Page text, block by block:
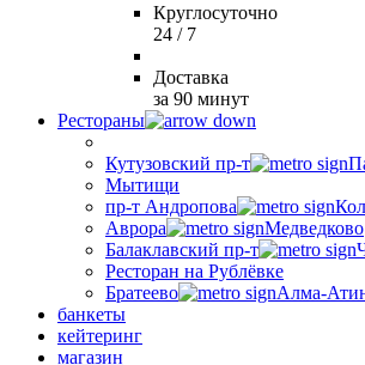
Круглосуточно
24 / 7
Доставка
за 90 минут
Рестораны
Кутузовский пр-т
Мытищи
пр-т Андропова
Аврора
Медведково
Балаклавский пр-т
Ресторан на Рублёвке
Братеево
Алма-
банкеты
кейтеринг
магазин